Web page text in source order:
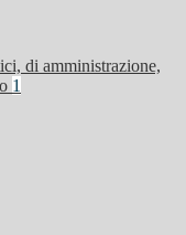
di amministrazione,
1